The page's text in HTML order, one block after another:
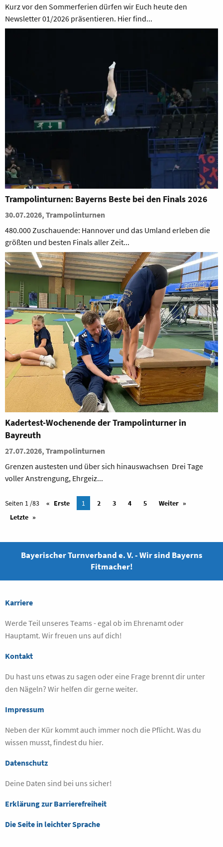
Kurz vor den Sommerferien dürfen wir Euch heute den
Newsletter 01/2026 präsentieren. Hier find...
Trampolinturnen: Bayerns Beste bei den Finals 2026
30.07.2026, Trampolinturnen
480.000 Zuschauende: Hannover und das Umland erleben die
größten und besten Finals aller Zeit...
Kadertest-Wochenende der Trampolinturner in
Bayreuth
27.07.2026, Trampolinturnen
Grenzen austesten und über sich hinauswachsen Drei Tage
voller Anstrengung, Ehrgeiz...
Seiten 1 /83 Erste 1 2 3 4 5
Weiter
Letzte
Bayerischer Turnverband e. V. - Wir sind Bayerns
Fitmacher!
Karriere
Werde Teil unseres Teams - egal ob im Ehrenamt oder
Hauptamt. Wir freuen uns auf dich!
Kontakt
Du hast uns etwas zu sagen oder eine Frage brennt dir unter
den Nägeln? Wir helfen dir gerne weiter.
Impressum
Neben der Kür kommt auch immer noch die Pflicht. Was du
wissen musst, findest du hier.
Datenschutz
Deine Daten sind bei uns sicher!
Erklärung zur Barrierefreiheit
Die Seite in leichter Sprache